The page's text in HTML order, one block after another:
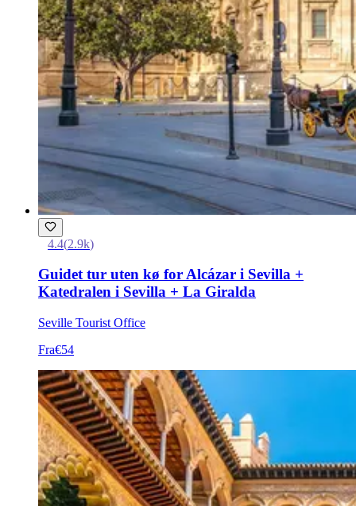
4.4(2.9k)
Guidet tur uten kø for Alcázar i Sevilla +
Katedralen i Sevilla + La Giralda
Seville Tourist Office
Fra€54